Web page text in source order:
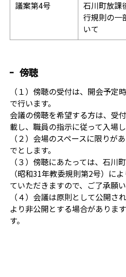
議案第4号
石川町放課
行規則の一
いて
傍聴
（１）傍聴の受付は、開会予定
で行います。
会議の傍聴を希望する方は、受
載し、職員の指示に従って入場し
（２）会場のスペースに限りが
でとします。
（３）傍聴にあたっては、石川
（昭和31年教委規則第2号）に
ていただきますので、ご了承願い
（４）会議は原則として公開さ
より非公開とする場合がありま
す。